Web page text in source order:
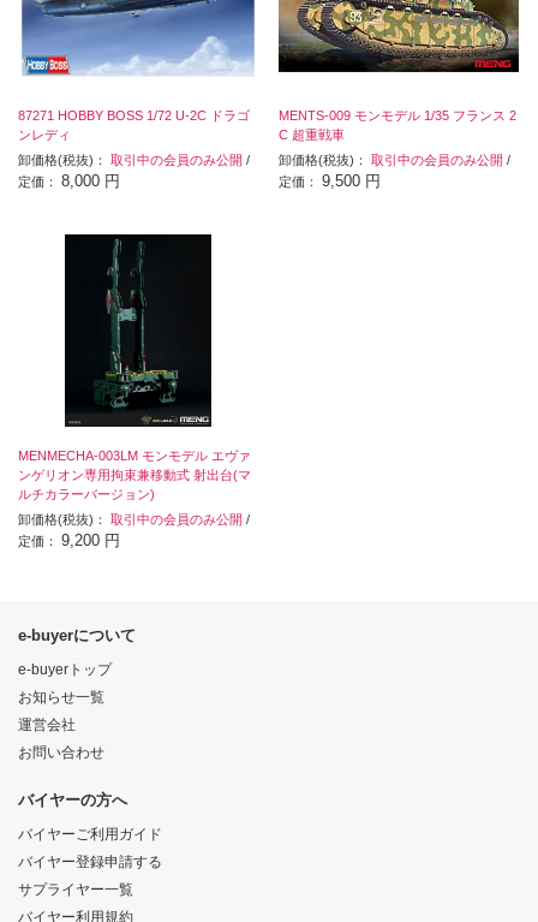
87271 HOBBY BOSS 1/72 U-2C ドラゴ
ンレディ
卸価格(税抜)： 取引中の会員のみ公開 /
定価： 8,000 円
MENTS-009 モンモデル 1/35 フランス 2
C 超重戦車
卸価格(税抜)：取引中の会員のみ公開 /
定価：9,500 円
MENMECHA-003LM モンモデル エヴァ
ンゲリオン専用拘束兼移動式 射出台(マ
ルチカラーバージョン)
卸価格(税抜)： 取引中の会員のみ公開 /
定価： 9,200 円
e-buyerについて
e-buyerトップ
お知らせ一覧
運営会社
お問い合わせ
バイヤーの方へ
バイヤーご利用ガイド
バイヤー登録申請する
サプライヤー一覧
バイヤー利用規約